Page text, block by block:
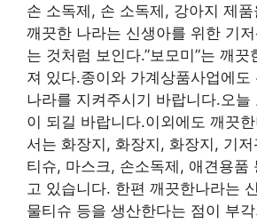
손 소독제, 손 소독제, 강아지 제
깨끗한 나라는 신생아를 위한 기
는 것처럼 보인다.”보모미”는 깨끗
져 있다.종이와 가계상품사업에도
나라를 지켜주시기 바랍니다.오늘
이 되길 바랍니다.이외에도 깨끗
서는 화장지, 화장지, 화장지, 기
티슈, 마스크, 손소독제, 애견용품
고 있습니다. 한편 깨끗한나라는
물티슈 등을 생산한다는 점이 부